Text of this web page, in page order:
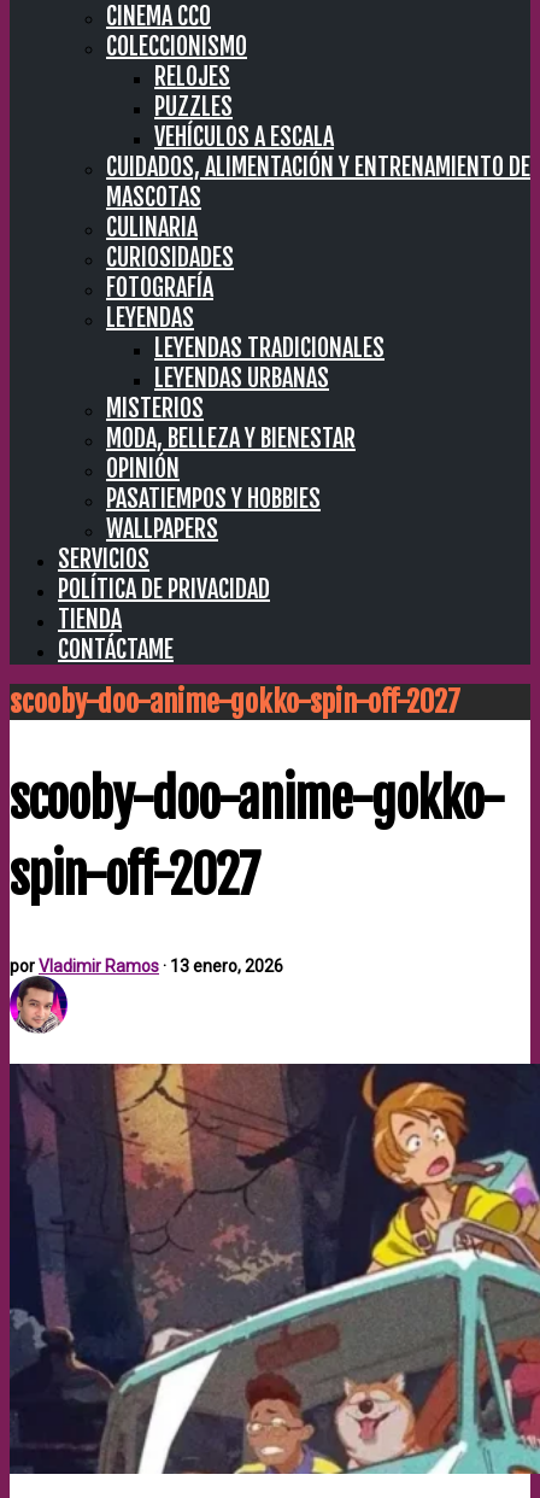
CINEMA CC0
COLECCIONISMO
RELOJES
PUZZLES
VEHÍCULOS A ESCALA
CUIDADOS, ALIMENTACIÓN Y ENTRENAMIENTO DE
MASCOTAS
CULINARIA
CURIOSIDADES
FOTOGRAFÍA
LEYENDAS
LEYENDAS TRADICIONALES
LEYENDAS URBANAS
MISTERIOS
MODA, BELLEZA Y BIENESTAR
OPINIÓN
PASATIEMPOS Y HOBBIES
WALLPAPERS
SERVICIOS
POLÍTICA DE PRIVACIDAD
TIENDA
CONTÁCTAME
scooby-doo-anime-gokko-spin-off-2027
scooby-doo-anime-gokko-
spin-off-2027
porVladimir Ramos· 13 enero, 2026